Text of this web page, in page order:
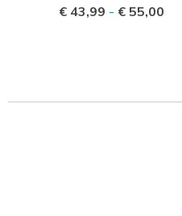
€ 43,99 - € 55,00